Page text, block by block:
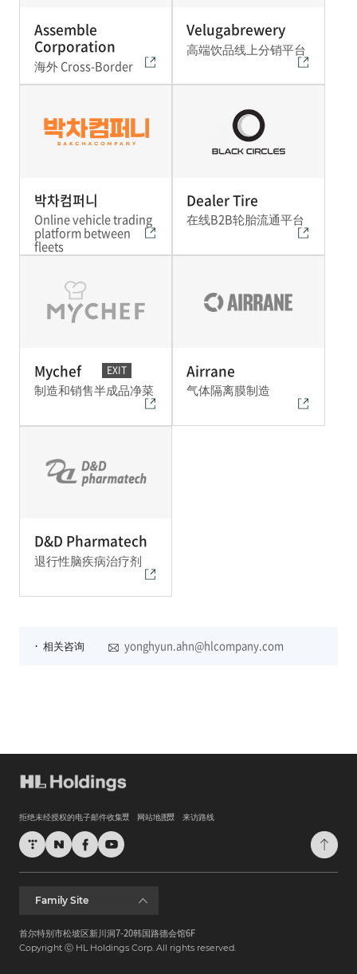
Assemble
Corporation
海外 Cross-Border
Velugabrewery
高端饮品线上分销平台
박차컴퍼니
Online vehicle trading
platform between
fleets
Dealer Tire
在线B2B轮胎流通平台
Mychef EXIT
制造和销售半成品净菜
Airrane
气体隔离膜制造
D&D Pharmatech
退行性脑疾病治疗剂
ㆍ 相关咨询 yonghyun.ahn@hlcompany.com
拒绝未经授权的电子邮件收集 网站地图 来访路线
首尔特别市松坡区新川洞7-20韩国路德会馆6F
Copyright ⓒ HL Holdings Corp. All rights reserved.
Family Site